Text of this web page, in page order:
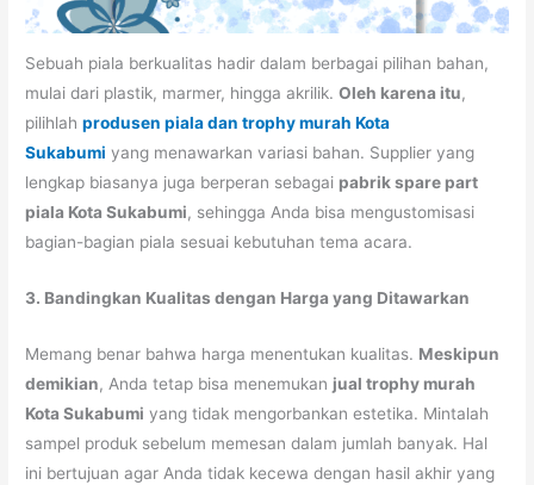
Sebuah piala berkualitas hadir dalam berbagai pilihan bahan,
mulai dari plastik, marmer, hingga akrilik.Oleh karena itu,
pilihlahprodusen piala dan trophy murah Kota
Sukabumi yang menawarkan variasi bahan. Supplier yang
lengkap biasanya juga berperan sebagai pabrik spare part
piala Kota Sukabumi, sehingga Anda bisa mengustomisasi
bagian-bagian piala sesuai kebutuhan tema acara.
3. Bandingkan Kualitas dengan Harga yang Ditawarkan
Memang benar bahwa harga menentukan kualitas. Meskipun
demikian, Anda tetap bisa menemukan jual trophy murah
Kota Sukabumi yang tidak mengorbankan estetika. Mintalah
sampel produk sebelum memesan dalam jumlah banyak. Hal
ini bertujuan agar Anda tidak kecewa dengan hasil akhir yang